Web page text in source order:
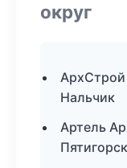
округ
Нальчик
Артель
Пятигорск